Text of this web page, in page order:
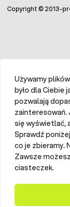
Copyright © 2013-
Używamy
było dla Ciebie
pozwalają
zainteresowań.
się wyświetlać,
Sprawdź
co je zbieramy.
Zawsze
ciasteczek.